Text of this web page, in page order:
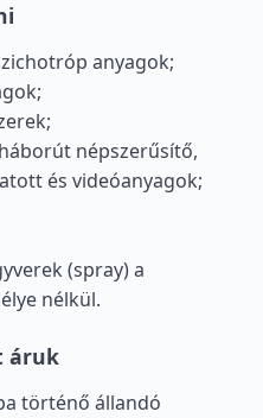
anyagok;
népszerűsítő,
és videóanyagok;
(spray) a
nélkül.
áruk
történő állandó